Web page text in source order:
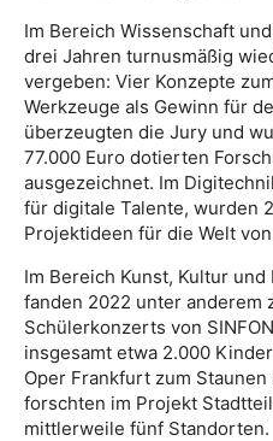
Im Bereich Wissenschaft
drei Jahren turnusmäßig
vergeben: Vier Konzepte
Werkzeuge als Gewinn für
überzeugten die Jury und
77.000 Euro dotierten
ausgezeichnet. Im
für digitale Talente, wurden
Projektideen für die Welt
Im Bereich Kunst, Kultur
fanden 2022 unter anderem
Schülerkonzerts von
insgesamt etwa 2.000
Oper Frankfurt zum
forschten im Projekt
mittlerweile fünf Standorten.